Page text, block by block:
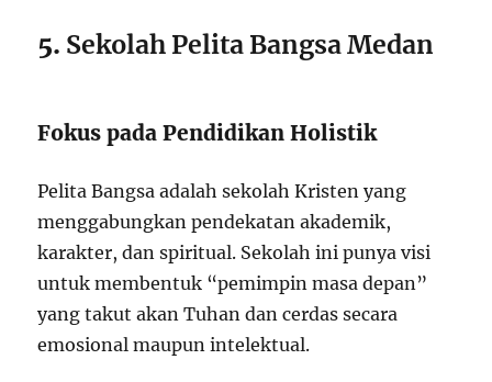
5. Sekolah Pelita Bangsa Medan
Fokus pada Pendidikan Holistik
Pelita Bangsa adalah sekolah Kristen yang
menggabungkan pendekatan akademik,
karakter, dan spiritual. Sekolah ini punya visi
untuk membentuk “pemimpin masa depan”
yang takut akan Tuhan dan cerdas secara
emosional maupun intelektual.